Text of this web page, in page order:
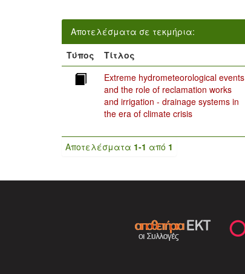
Αποτελέσματα σε τεκμήρια:
Τύπος
Τίτλος
Extreme hydrometeorological events
and the role of reclamation works
and irrigation - drainage systems in
the era of climate crisis
Αποτελέσματα 1-1 από 1